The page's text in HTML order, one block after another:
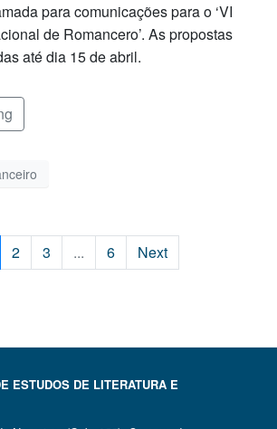
para comunicações para o ‘VI
de Romancero’. As propostas
até dia 15 de abril.
2 3 ... 6 Next
ESTUDOS DE LITERATURA E